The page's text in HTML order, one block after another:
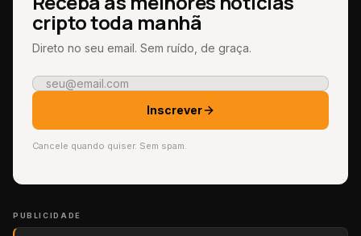
cripto toda manhã
Direto no seu email. Sem ruído, de graça.
Inscrever
Cancele quando quiser. Sem spam.
PUBLICIDADE